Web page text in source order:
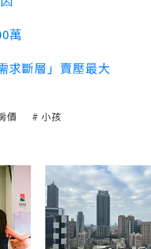
萬
求斷層」賣壓最大
價 小孩